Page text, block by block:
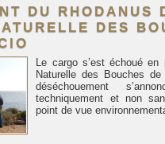
DU RHODANUS
DES
Le cargo s’est échoué en
Naturelle des Bouches
déséchouement
techniquement et non
point de vue